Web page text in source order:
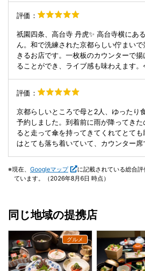
創作性があり、趣向を凝らした一品が次
す。どれも衣が薄く、からっと美しく揚
ど軽やか。コースでいただいてもまっ
ん。 特に印象的だったのはウニ。思わず声が出るほど贅沢な
量で、その濃厚さと軽やかな揚げのバラ
味はもちろん、体験としても満足度が高いです。
っかりリラックスしていて、危うくお支
中でも1、2を争うレベルだと思います。
めできる一軒です。★★★★★
ら——きび糖とウィスキー山崎の香りが
るで一皿のデザートのよう。 食事の穴子
の香りが心地よく締めくくります。 食後
かさまで、流れに無駄がなく美しい構
時間の流れまで味わえる一軒。 京都と
ながら、静かに感動が積み重なる体験で
評価：
祇園四条、高台寺 丹虎✨ 高台寺横にある高級天ぷら屋さ
ん。和で洗練された京都らしい佇まい
きるお店です。一枚板のカウンターで
ることができ、ライブ感も味わえます。
円税込) です✨ コース構成🍽️ ・お箸初め ・天ぷら10品 ・お
食事 ・甘味 ドリンク情報🍺 ・ビール小瓶 ・焼酎 ・日本酒
・ソフトドリンク 以下レビュー❗️ ⚫︎お箸初め 鰤大根、スナッ
プエンドウ 玉味噌が大根の上に乗っており溶いていただきま
す。非常に優しい味で鰤の脂の旨味を
かな玉味噌の甘みが重なる高レベルな
阜の大玉 藤九郎銀杏 大粒の銀杏。もち
に仄かな苦みが広がる大人の味わい。 ・京都堀川牛蒡 力強
た身質。１週間熟成しているとのことで
ク感もあります。甘みも感じ美味。 ・熊本 肥後赤なす 驚く
ほど瑞々しいなす。熱々の身が口の中
も感じます。野菜好きに嬉しい一品。 ・淡路 鯵大葉 大葉
の爽やかさと海苔の香ばしさを感じま
評価：
京都らしいところで母と2人、ゆったり
予約しました。到着前に雨が降ってきた
ると走って傘を持ってきてくれてとて
はとても落ち着いていて、カウンター席
揚げるところや盛り付けの様子が見るこ
ワクワクしながら食事を楽しめました。
現在、 Googleマップ
に記載されている総合
ています。（2026年8月6日 時点）
同じ地域の提携店